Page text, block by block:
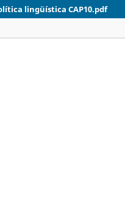
lingüística CAP10.pdf